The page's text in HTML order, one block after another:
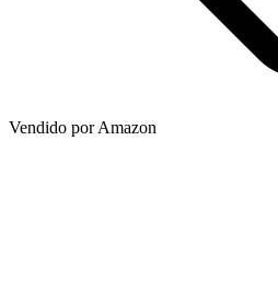
Vendido porAmazon